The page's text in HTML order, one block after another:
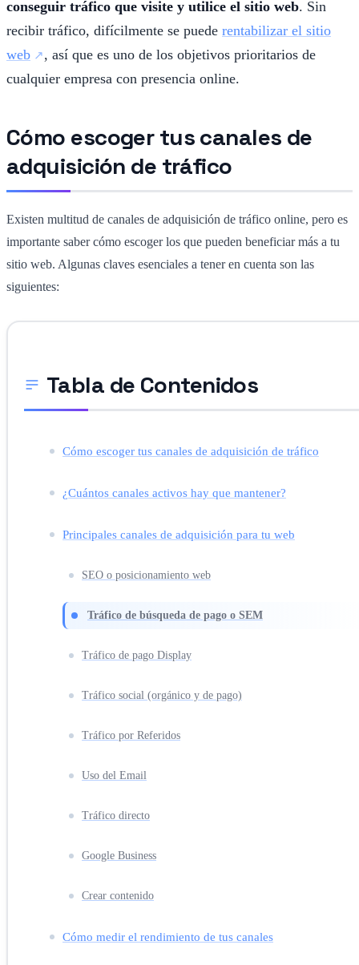
conseguir tráfico que visite y utilice el sitio web. Sin
recibir tráfico, difícilmente se puede rentabilizar el sitio
web
, así que es uno de los objetivos prioritarios de
cualquier empresa con presencia online.
Cómo escoger tus canales de
adquisición de tráfico
Existen multitud de canales de adquisición de tráfico online, pero es
importante saber cómo escoger los que pueden beneficiar más a tu
sitio web. Algunas claves esenciales a tener en cuenta son las
siguientes:
Tabla de Contenidos
Cómo escoger tus canales de adquisición de tráfico
¿Cuántos canales activos hay que mantener?
Principales canales de adquisición para tu web
SEO o posicionamiento web
Tráfico de búsqueda de pago o SEM
Tráfico de pago Display
Tráfico social (orgánico y de pago)
Tráfico por Referidos
Uso del Email
Tráfico directo
Google Business
Crear contenido
Cómo medir el rendimiento de tus canales